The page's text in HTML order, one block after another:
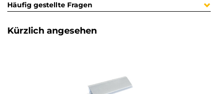
Häufig gestellte Fragen
Kürzlich angesehen